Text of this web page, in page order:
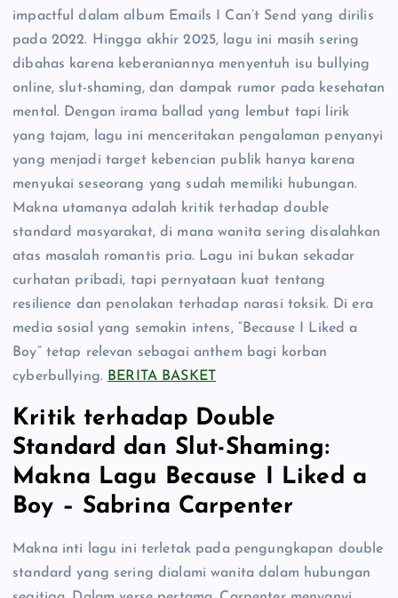
impactful dalam album Emails I Can’t Send yang dirilis
pada 2022. Hingga akhir 2025, lagu ini masih sering
dibahas karena keberaniannya menyentuh isu bullying
online, slut-shaming, dan dampak rumor pada kesehatan
mental. Dengan irama ballad yang lembut tapi lirik
yang tajam, lagu ini menceritakan pengalaman penyanyi
yang menjadi target kebencian publik hanya karena
menyukai seseorang yang sudah memiliki hubungan.
Makna utamanya adalah kritik terhadap double
standard masyarakat, di mana wanita sering disalahkan
atas masalah romantis pria. Lagu ini bukan sekadar
curhatan pribadi, tapi pernyataan kuat tentang
resilience dan penolakan terhadap narasi toksik. Di era
media sosial yang semakin intens, “Because I Liked a
Boy” tetap relevan sebagai anthem bagi korban
cyberbullying. BERITA BASKET
Kritik terhadap Double
Standard dan Slut-Shaming:
Makna Lagu Because I Liked a
Boy – Sabrina Carpenter
Makna inti lagu ini terletak pada pengungkapan double
standard yang sering dialami wanita dalam hubungan